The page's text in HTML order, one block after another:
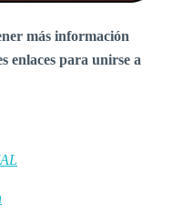
más información
enlaces para unirse a